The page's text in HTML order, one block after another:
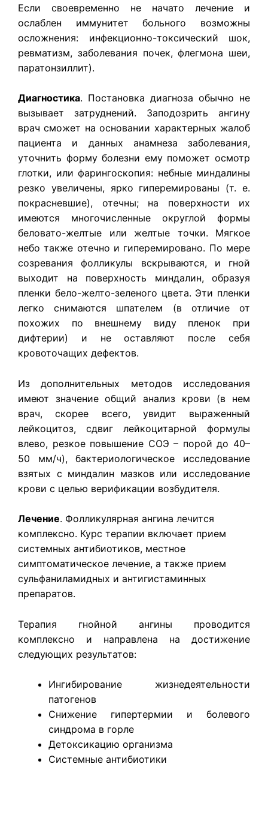
Если своевременно не начато лечение и
ослаблен иммунитет больного возможны
осложнения: инфекционно-токсический шок,
ревматизм, заболевания почек, флегмона шеи,
паратонзиллит).
Диагностика. Постановка диагноза обычно не
вызывает затруднений. Заподозрить ангину
врач сможет на основании характерных жалоб
пациента и данных анамнеза заболевания,
уточнить форму болезни ему поможет осмотр
глотки, или фарингоскопия: небные миндалины
резко увеличены, ярко гиперемированы (т. е.
покрасневшие), отечны; на поверхности их
имеются многочисленные округлой формы
беловато-желтые или желтые точки. Мягкое
небо также отечно и гиперемировано. По мере
созревания фолликулы вскрываются, и гной
выходит на поверхность миндалин, образуя
пленки бело-желто-зеленого цвета. Эти пленки
легко снимаются шпателем (в отличие от
похожих по внешнему виду пленок при
дифтерии) и не оставляют после себя
кровоточащих дефектов.
Из дополнительных методов исследования
имеют значение общий анализ крови (в нем
врач, скорее всего, увидит выраженный
лейкоцитоз, сдвиг лейкоцитарной формулы
влево, резкое повышение СОЭ – порой до 40–
50 мм/ч), бактериологическое исследование
взятых с миндалин мазков или исследование
крови с целью верификации возбудителя.
Лечение. Фолликулярная ангина лечится
комплексно. Курс терапии включает прием
системных антибиотиков, местное
симптоматическое лечение, а также прием
сульфаниламидных и антигистаминных
препаратов.
Терапия гнойной ангины проводится
комплексно и направлена на достижение
следующих результатов:
Ингибирование жизнедеятельности
патогенов
Снижение гипертермии и болевого
синдрома в горле
Детоксикацию организма
Системные антибиотики